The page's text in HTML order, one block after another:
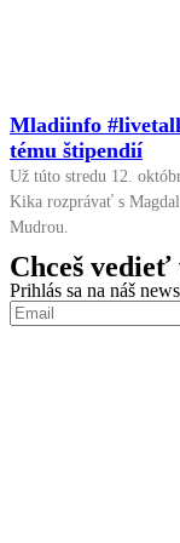
Mladiinfo
tému štipendií
Už túto stredu 12.
Kika rozprávať s
Mudrou.
Chceš
Prihlás sa na náš